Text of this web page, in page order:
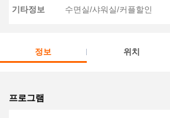
기타정보
수면실/샤워실/커플할인
정보 위치
프로그램